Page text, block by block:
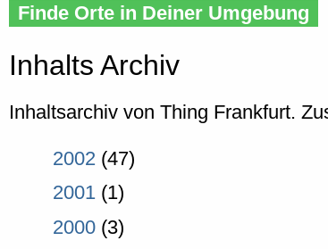
Finde Orte in Deiner Umgebung
Inhalts Archiv
Inhaltsarchiv von Thing Frankfurt.
2002 (47)
2001(1)
2000(3)